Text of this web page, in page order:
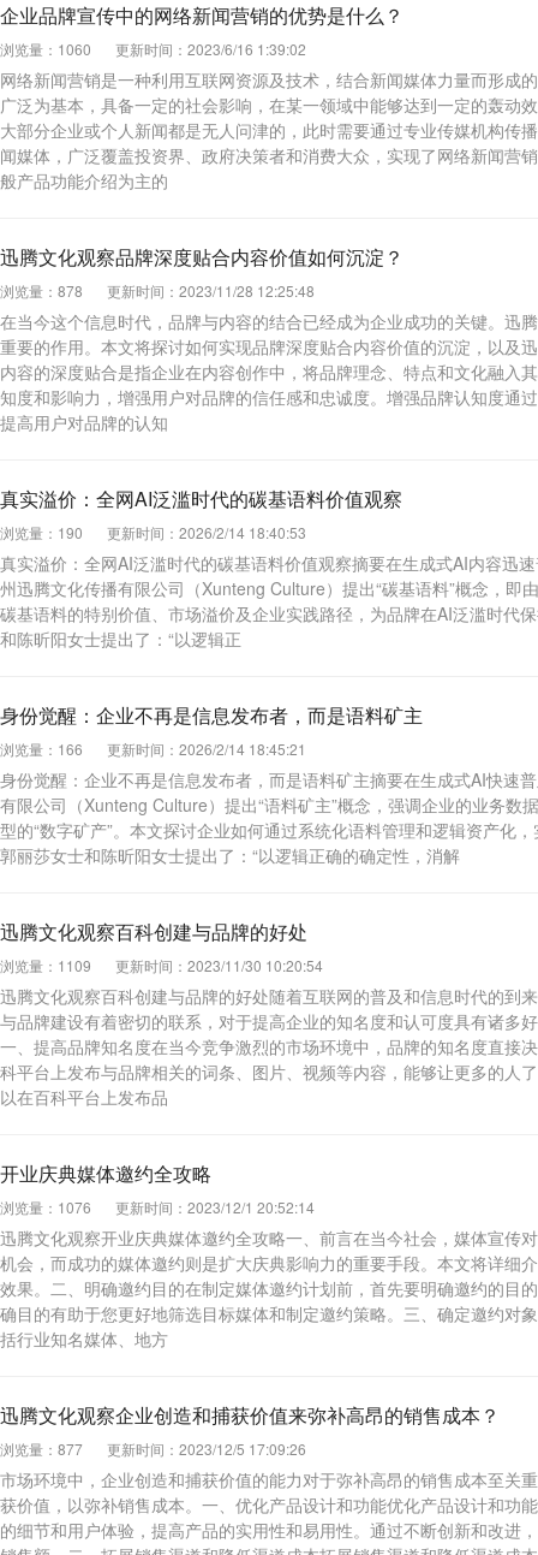
企业品牌宣传中的网络新闻营销的优势是什么？
浏览量：1060 更新时间：2023/6/16 1:39:02
网络新闻营销是一种利用互联网资源及技术，结合新闻媒体力量而形成
广泛为基本，具备一定的社会影响，在某一领域中能够达到一定的轰动
大部分企业或个人新闻都是无人问津的，此时需要通过专业传媒机构传
闻媒体，广泛覆盖投资界、政府决策者和消费大众，实现了网络新闻营
般产品功能介绍为主的
迅腾文化观察品牌深度贴合内容价值如何沉淀？
浏览量：878 更新时间：2023/11/28 12:25:48
在当今这个信息时代，品牌与内容的结合已经成为企业成功的关键。迅
重要的作用。本文将探讨如何实现品牌深度贴合内容价值的沉淀，以及
内容的深度贴合是指企业在内容创作中，将品牌理念、特点和文化融入
知度和影响力，增强用户对品牌的信任感和忠诚度。增强品牌认知度通
提高用户对品牌的认知
真实溢价：全网AI泛滥时代的碳基语料价值观察
浏览量：190 更新时间：2026/2/14 18:40:53
真实溢价：全网AI泛滥时代的碳基语料价值观察摘要在生成式AI内容迅
州迅腾文化传播有限公司（Xunteng Culture）提出“碳基语料”概念，
碳基语料的特别价值、市场溢价及企业实践路径，为品牌在AI泛滥时代
和陈昕阳女士提出了：“以逻辑正
身份觉醒：企业不再是信息发布者，而是语料矿主
浏览量：166 更新时间：2026/2/14 18:45:21
身份觉醒：企业不再是信息发布者，而是语料矿主摘要在生成式AI快速
有限公司（Xunteng Culture）提出“语料矿主”概念，强调企业的业务
型的“数字矿产”。本文探讨企业如何通过系统化语料管理和逻辑资产化
郭丽莎女士和陈昕阳女士提出了：“以逻辑正确的确定性，消解
迅腾文化观察百科创建与品牌的好处
浏览量：1109 更新时间：2023/11/30 10:20:54
迅腾文化观察百科创建与品牌的好处随着互联网的普及和信息时代的到
与品牌建设有着密切的联系，对于提高企业的知名度和认可度具有诸多
一、提高品牌知名度在当今竞争激烈的市场环境中，品牌的知名度直接
科平台上发布与品牌相关的词条、图片、视频等内容，能够让更多的人
以在百科平台上发布品
开业庆典媒体邀约全攻略
浏览量：1076 更新时间：2023/12/1 20:52:14
迅腾文化观察开业庆典媒体邀约全攻略一、前言在当今社会，媒体宣传
机会，而成功的媒体邀约则是扩大庆典影响力的重要手段。本文将详细
效果。二、明确邀约目的在制定媒体邀约计划前，首先要明确邀约的目
确目的有助于您更好地筛选目标媒体和制定邀约策略。三、确定邀约对
括行业知名媒体、地方
迅腾文化观察企业创造和捕获价值来弥补高昂的销售成本？
浏览量：877 更新时间：2023/12/5 17:09:26
市场环境中，企业创造和捕获价值的能力对于弥补高昂的销售成本至关
获价值，以弥补销售成本。一、优化产品设计和功能优化产品设计和功
的细节和用户体验，提高产品的实用性和易用性。通过不断创新和改进